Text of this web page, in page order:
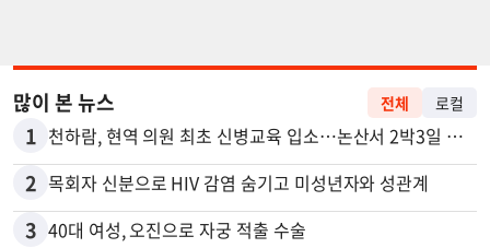
많이 본 뉴스 전체 로컬
1 천하람, 현역 의원 최초 신병교육 입소…논산서 2박3일 생활
2 목회자 신분으로 HIV 감염 숨기고 미성년자와 성관계
3 40대 여성, 오진으로 자궁 적출 수술